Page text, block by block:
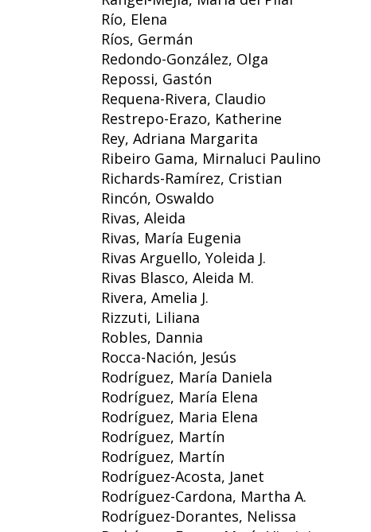
Río, Elena
Ríos, Germán
Redondo-González, Olga
Repossi, Gastón
Requena-Rivera, Claudio
Restrepo-Erazo, Katherine
Rey, Adriana Margarita
Ribeiro Gama, Mirnaluci Paulino
Richards-Ramírez, Cristian
Rincón, Oswaldo
Rivas, Aleida
Rivas, María Eugenia
Rivas Arguello, Yoleida J.
Rivas Blasco, Aleida M.
Rivera, Amelia J.
Rizzuti, Liliana
Robles, Dannia
Rocca-Nación, Jesús
Rodríguez, María Daniela
Rodríguez, María Elena
Rodríguez, Maria Elena
Rodríguez, Martín
Rodríguez, Martín
Rodríguez-Acosta, Janet
Rodríguez-Cardona, Martha A.
Rodríguez-Dorantes, Nelissa